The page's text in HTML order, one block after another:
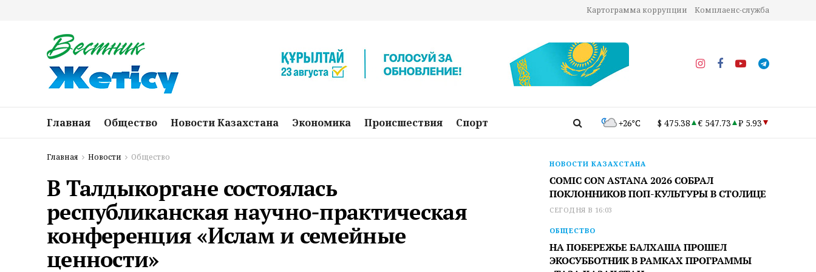
Картограмма коррупции Комплаенс-служба
Главная Общество Новости Казахстана Экономика Происшествия Спорт +26°C $ 475.38 € 547.73 ₽ 5.93
Главная Новости Общество
В Талдыкоргане состоялась
республиканская научно-практическая
конференция «Ислам и семейные
ценности»
НОВОСТИ КАЗАХСТАНА
COMIC CON ASTANA 2026 СОБРАЛ
ПОКЛОННИКОВ ПОП-КУЛЬТУРЫ В СТОЛИЦЕ
СЕГОДНЯ В 16:03
ОБЩЕСТВО
НА ПОБЕРЕЖЬЕ БАЛХАША ПРОШЕЛ
ЭКОСУББОТНИК В РАМКАХ ПРОГРАММЫ